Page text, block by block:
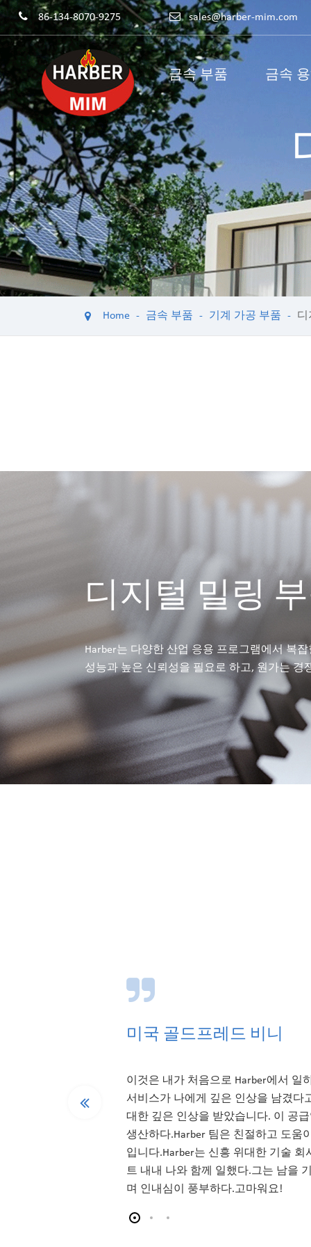
86-134-8070-9275 sales@harber-mim.com
금속 부품
분말 야금 부품
분말 철물 부품
전동 공구 부품
기계 구조물
분말 금속 기어
금속
Home 금속 부품 기계 가공 부품 디
디지털 밀링
Harber는 다양한 산업 응용 프로그램에서 복
성능과 높은 신뢰성을 필요로 하고, 원가는 경
미국 골드프레드 비니
이것은 내가 처음으로 Harber에서 일
서비스가 나에게 깊은 인상을 남겼다
대한 깊은 인상을 받았습니다. 이 공
생산하다.Harber 팀은 친절하고 도움
입니다.Harber는 신흥 위대한 기술
트 내내 나와 함께 일했다.그는 남을
며 인내심이 풍부하다.고마워요!